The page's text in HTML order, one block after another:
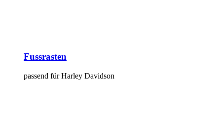
Fussrasten
passend für Harley Davidson